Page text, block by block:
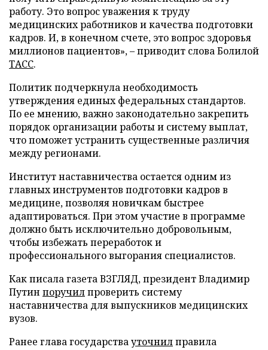
работу. Это вопрос уважения к труду
медицинских работников и качества подготовки
кадров. И, в конечном счете, это вопрос здоровья
миллионов пациентов», – приводит слова Болилой
ТАСС.
Политик подчеркнула необходимость
утверждения единых федеральных стандартов.
По ее мнению, важно законодательно закрепить
порядок организации работы и систему выплат,
что поможет устранить существенные различия
между регионами.
Институт наставничества остается одним из
главных инструментов подготовки кадров в
медицине, позволяя новичкам быстрее
адаптироваться. При этом участие в программе
должно быть исключительно добровольным,
чтобы избежать переработок и
профессионального выгорания специалистов.
Как писала газета ВЗГЛЯД, президент Владимир
Путин поручилпроверить систему
наставничества для выпускников медицинских
вузов.
Ранее глава государствауточнилправила